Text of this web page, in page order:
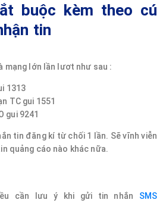
buộc kèm theo cú
tin
mạng lớn lần lươt như sau :
1313
TC gui 1551
gui 9241
tin đăng kí từ chối 1 lần. Sẽ vĩnh viễn
quảng cáo nào khác nữa.
cần lưu ý khi gửi tin nhắn SMS